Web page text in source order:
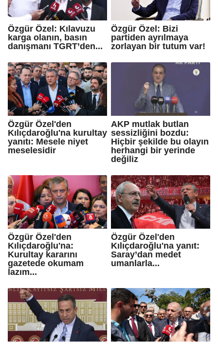
Özgür Özel: Kılavuzu
karga olanın, basın
danışmanı TGRT’den...
Özgür Özel: Bizi
partiden ayrılmaya
zorlayan bir tutum var!
Özgür Özel'den
Kılıçdaroğlu'na kurultay
yanıtı: Mesele niyet
meselesidir
AKP mutlak butlan
sessizliğini bozdu:
Hiçbir şekilde bu olayın
herhangi bir yerinde
değiliz
Özgür Özel'den
Kılıçdaroğlu'na:
Kurultay kararını
gazetede okumam
lazım...
Özgür Özel'den
Kılıçdaroğlu'na yanıt:
Saray’dan medet
umanlarla...